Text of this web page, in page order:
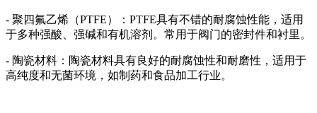
- 聚四氟乙烯（PTFE）：PTFE具有不错的耐腐蚀性能，适用
于多种强酸、强碱和有机溶剂。常用于阀门的密封件和衬里。
- 陶瓷材料：陶瓷材料具有良好的耐腐蚀性和耐磨性，适用于
高纯度和无菌环境，如制药和食品加工行业。